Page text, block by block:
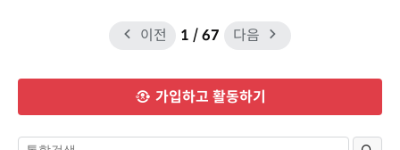
이전 1 / 67 다음
가입하고 활동하기